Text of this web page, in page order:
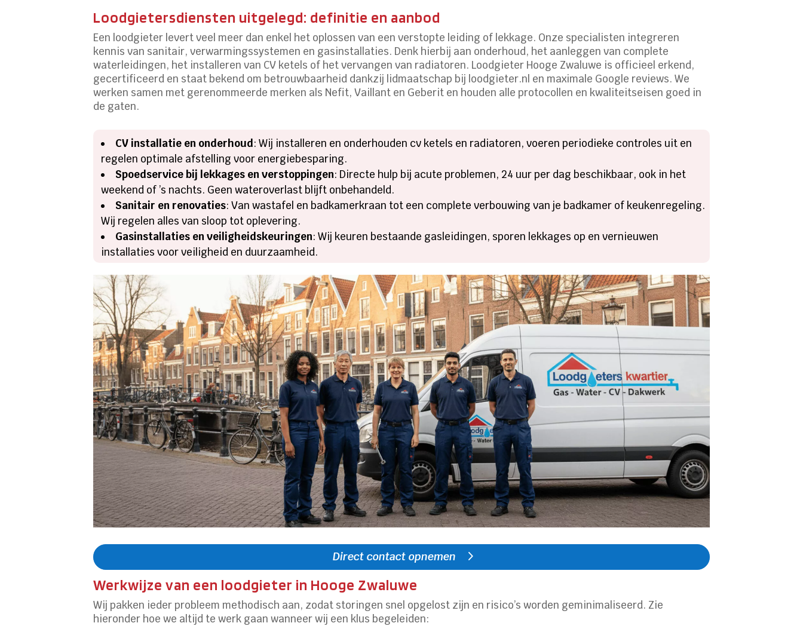
Loodgietersdiensten uitgelegd: definitie en aanbod
Een loodgieter levert veel meer dan enkel het oplossen van een verstopte leiding of lekkage. Onze specialisten integreren
kennis van sanitair, verwarmingssystemen en gasinstallaties. Denk hierbij aan onderhoud, het aanleggen van complete
waterleidingen, het installeren van CV ketels of het vervangen van radiatoren. Loodgieter Hooge Zwaluwe is officieel erkend,
gecertificeerd en staat bekend om betrouwbaarheid dankzij lidmaatschap bij loodgieter.nl en maximale Google reviews. We
werken samen met gerenommeerde merken als Nefit, Vaillant en Geberit en houden alle protocollen en kwaliteitseisen goed in
de gaten.
CV installatie en onderhoud: Wij installeren en onderhouden cv ketels en radiatoren, voeren periodieke controles uit en
regelen optimale afstelling voor energiebesparing.
Spoedservice bij lekkages en verstoppingen: Directe hulp bij acute problemen, 24 uur per dag beschikbaar, ook in het
weekend of ’s nachts. Geen wateroverlast blijft onbehandeld.
Sanitair en renovaties: Van wastafel en badkamerkraan tot een complete verbouwing van je badkamer of keukenregeling.
Wij regelen alles van sloop tot oplevering.
Gasinstallaties en veiligheidskeuringen: Wij keuren bestaande gasleidingen, sporen lekkages op en vernieuwen
installaties voor veiligheid en duurzaamheid.
Direct contact opnemen
Werkwijze van een loodgieter in Hooge Zwaluwe
Wij pakken ieder probleem methodisch aan, zodat storingen snel opgelost zijn en risico’s worden geminimaliseerd. Zie
hieronder hoe we altijd te werk gaan wanneer wij een klus begeleiden: